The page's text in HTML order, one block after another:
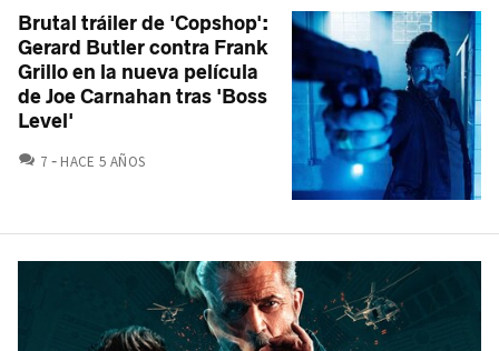
Brutal tráiler de 'Copshop':
Gerard Butler contra Frank
Grillo en la nueva película
de Joe Carnahan tras 'Boss
Level'
7 COMENTARIOS
HACE 5 AÑOS